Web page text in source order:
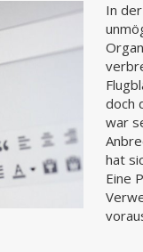
In
doch
war
hat
Eine